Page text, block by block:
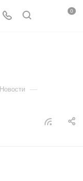
0
Новости —